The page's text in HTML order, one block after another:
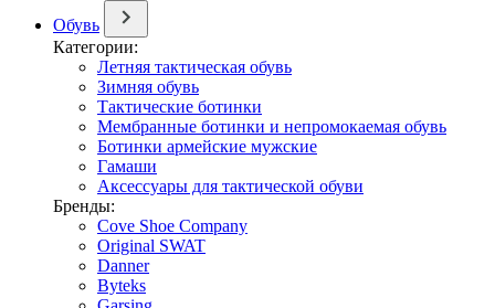
Обувь
Категории:
Летняя тактическая обувь
Зимняя обувь
Тактические ботинки
Мембранные ботинки и непромокаемая обувь
Ботинки армейские мужские
Гамаши
Аксессуары для тактической обуви
Бренды:
Cove Shoe Company
Original SWAT
Danner
Byteks